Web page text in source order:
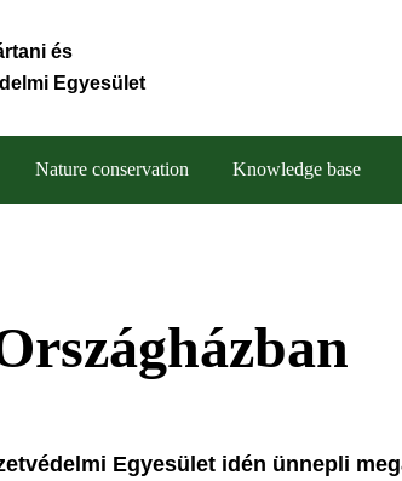
és
Egyesület
Nature conservation Knowledge base
Egyesület idén ünnepli